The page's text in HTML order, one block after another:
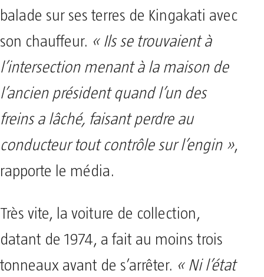
balade sur ses terres de Kingakati avec
son chauffeur. « Ils se trouvaient à
l’intersection menant à la maison de
l’ancien président quand l’un des
freins a lâché, faisant perdre au
conducteur tout contrôle sur l’engin »,
rapporte le média.
Très vite, la voiture de collection,
datant de 1974, a fait au moins trois
tonneaux avant de s’arrêter. « Ni l’état